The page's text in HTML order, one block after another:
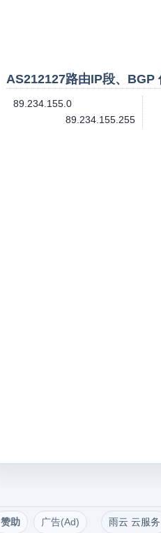
AS212127路由IP段、BGP
89.234.155.0
89.234.155.255
赞助 广告(Ad) 雨云 云服务